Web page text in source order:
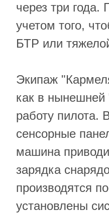
через три года.
учетом того,
БТР или
Экипаж
как в нынешней
работу пилота.
сенсорные
машина
зарядка
производятся
установлены